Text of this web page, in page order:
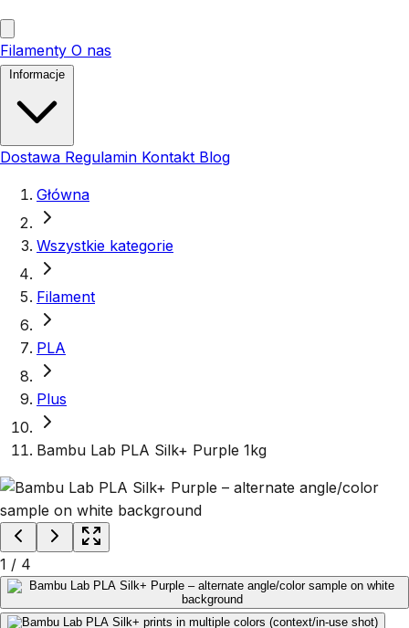
Filamenty O nas
Dostawa Regulamin Kontakt Blog
Główna
Wszystkie kategorie
Filament
PLA
Plus
Bambu Lab PLA Silk+ Purple 1kg
1 / 4